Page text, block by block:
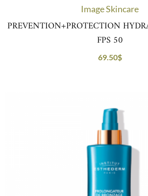
Image Skincare
PREVENTION+PROTECTION
FPS 50
69.50$